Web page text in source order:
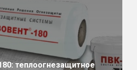
теплоогнезащитное